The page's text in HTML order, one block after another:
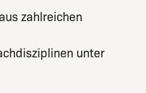
zahlreichen
unter